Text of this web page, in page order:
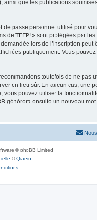
ainsi que les publications
passe personnel utilisé pour
de TFFP! » sont protégées par
lors de l’inscription
publiquement. Vous
toutefois de ne pas
en lieu sûr. En aucun cas, une
pouvez utiliser la
ensuite un nouveau
© phpBB Limited
©Qiaeru